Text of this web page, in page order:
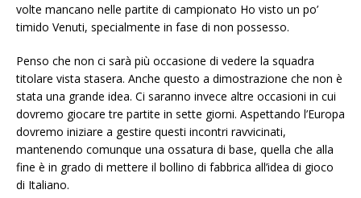
volte mancano nelle partite di campionato Ho visto un po’
timido Venuti, specialmente in fase di non possesso.
Penso che non ci sarà più occasione di vedere la squadra
titolare vista stasera. Anche questo a dimostrazione che non è
stata una grande idea. Ci saranno invece altre occasioni in cui
dovremo giocare tre partite in sette giorni. Aspettando l’Europa
dovremo iniziare a gestire questi incontri ravvicinati,
mantenendo comunque una ossatura di base, quella che alla
fine è in grado di mettere il bollino di fabbrica all’idea di gioco
di Italiano.